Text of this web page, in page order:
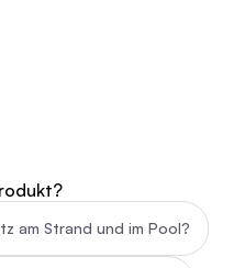
am Strand und im Pool?